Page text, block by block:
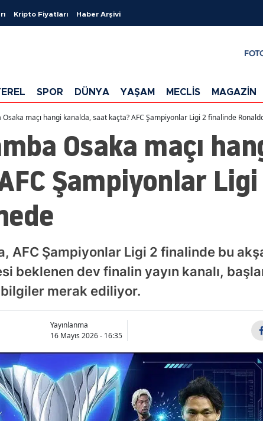
Kripto Fiyatları Haber Arşivi
SPOR DÜNYA YAŞAM MECLİS MAGAZİN
maçı hangi kanalda, saat kaçta? AFC Şampiyonlar Ligi 2 finalinde
Osaka maçı
Şampiyonlar
AFC Şampiyonlar Ligi 2 finalinde bu
beklenen dev finalin yayın kanalı,
bilgiler merak ediliyor.
Yayınlanma
16 Mayıs 2026 - 16:35